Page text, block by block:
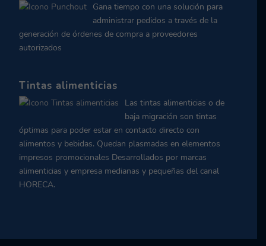
Gana tiempo con una solución para
administrar pedidos a través de la
generación de órdenes de compra a proveedores
autorizados
Tintas alimenticias
Las tintas alimenticias o de
baja migración son tintas
óptimas para poder estar en contacto directo con
alimentos y bebidas. Quedan plasmadas en elementos
impresos promocionales Desarrollados por marcas
alimenticias y empresa medianas y pequeñas del canal
HORECA.